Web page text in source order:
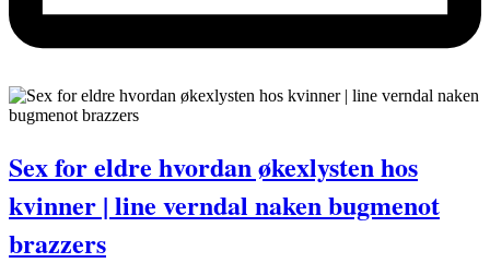
Sex for eldre hvordan økexlysten hos
kvinner | line verndal naken bugmenot
brazzers